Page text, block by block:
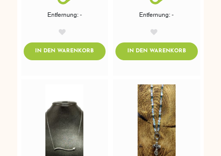
Entfernung: -
IN DEN WARENKORBADDTOCART
Entfernung: -
IN DEN WARENKORBADDTOCART